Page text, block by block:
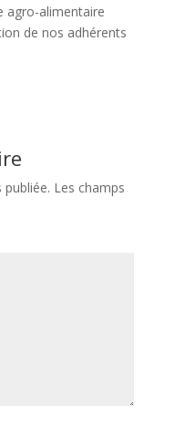
agro-alimentaire
de nos adhérents
Les champs